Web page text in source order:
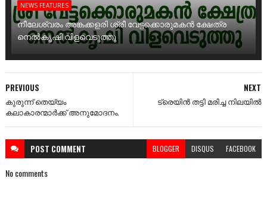
NEWS FEATURES
നീലേശ്വരം അങ്കക്കളരി ശ്രീ വേട്ടക്കൊരുമകൻ ക്ഷേത്ര
നെൽകൃഷി വിളവെടുത്തു
NEXT
ട്രെയിൻ തട്ടി മരിച്ച നിലയിൽ
PREVIOUS
കുരുന്ന് തെയ്യം
കലാകാരന്മാർക്ക് അനുമോദനം.
POST COMMENT BLOGGER DISQUS FACEBOOK
No comments